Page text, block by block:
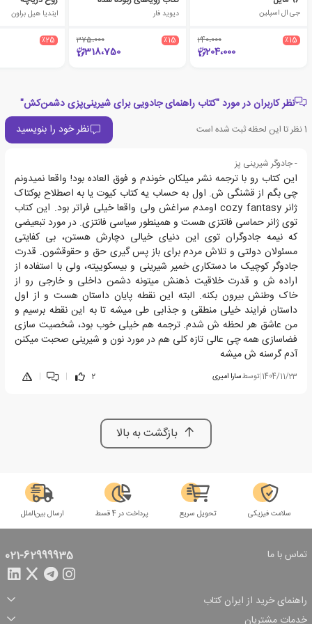
جی ال اسپلین
٪15 240،000
204،000
دیوید فار
٪15 375،000
318،750
ایندیا هیل براون
٪25
نظر کاربران در مورد "کتاب راهنمای جادویی برای شیرینی‌پزی دشمن‌کش"
1نظر تا این لحظه ثبت شده است نظر خود را بنویسید
- جادوگر شیرینی پز
این کتاب رو با ترجمه نشر میلکان خوندم و فوق العاده بود! واقعا نمیدونم
چی بگم از قشنگی ش. اول به حساب یه کتاب کیوت یا به اصطلاح بوکتاک
ژانر cozy fantasy اومدم سراغش ولی واقعا خیلی فراتر بود. این کتاب
توی ژانر حماسی فانتزی هست و همینطور سیاسی فانتزی. در مورد تبعیضی
که نیمه جادوگران توی این دنیای خیالی دچارش هستن، بی کفایتی
مسئولان دولتی و تلاش مردم برای باز پس گیری حق و حقوقشون. قدرت
جادوگر کوچیک ما دستکاری خمیر شیرینی و بیسکوییته، ولی با استفاده از
اراده ش و قدرت خلاقیت ذهنش میتونه دشمن داخلی و خارجی رو از
خاک وطنش بیرون بکنه. البته این نقطه پایان داستان هست و از اول
داستان فرایند خیلی منطقی و جذابی طی میشه تا به این نقطه برسیم و
من عاشق هر لحظه ش شدم. ترجمه هم خیلی خوب بود، شخصیت سازی
فضاسازی همه چی عالی تازه کلی هم در مورد نون و شیرینی صحبت میکنن
آدم گرسنه ش میشه
1404/11/23 توسطسارا امیری 2
بازگشت به بالا
سلامت فیزیکی تحویل سریع پرداخت در 4 قسط ارسال بین‌الملل
تماس با ما 021-62999935
راهنمای خرید از ایران کتاب
ثبت سفارش
شرایط ارسال سفارش
شیوه پرداخت
تخفیف‌های خرید
خدمات مشتریان